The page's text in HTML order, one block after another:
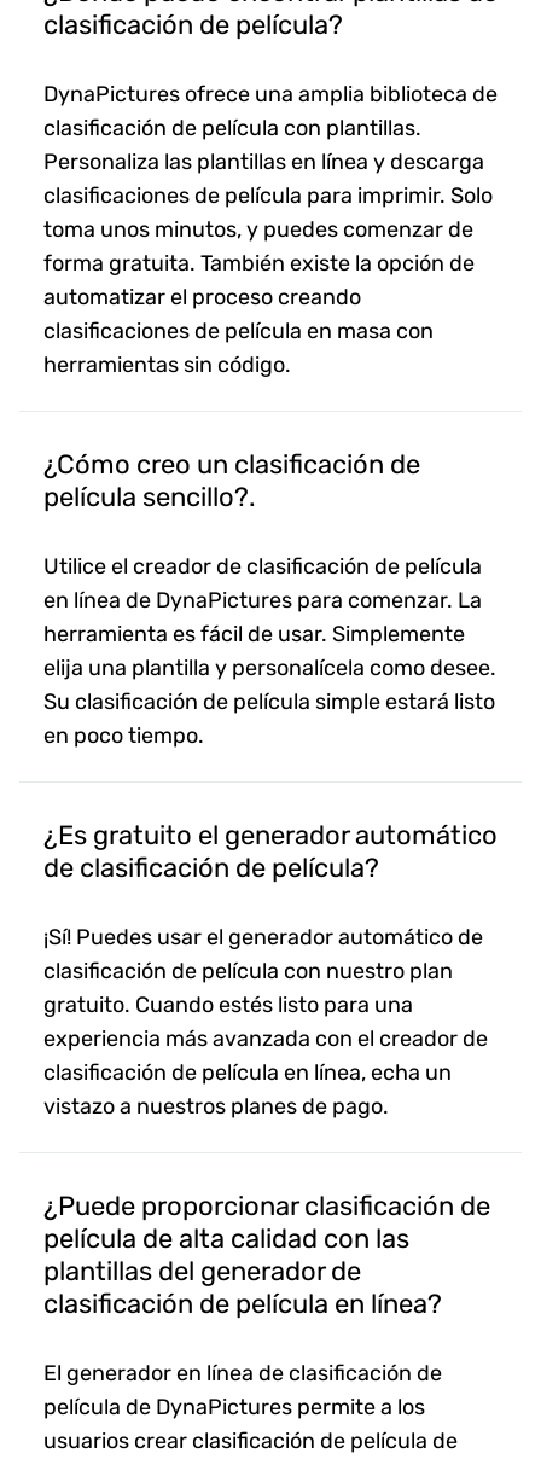
clasificación de película?
DynaPictures ofrece una amplia biblioteca de
clasificación de película con plantillas.
Personaliza las plantillas en línea y descarga
clasificaciones de película para imprimir. Solo
toma unos minutos, y puedes comenzar de
forma gratuita. También existe la opción de
automatizar el proceso creando
clasificaciones de película en masa con
herramientas sin código.
¿Cómo creo un clasificación de
película sencillo?.
Utilice el creador de clasificación de película
en línea de DynaPictures para comenzar. La
herramienta es fácil de usar. Simplemente
elija una plantilla y personalícela como desee.
Su clasificación de película simple estará listo
en poco tiempo.
¿Es gratuito el generador automático
de clasificación de película?
¡Sí! Puedes usar el generador automático de
clasificación de película con nuestro plan
gratuito. Cuando estés listo para una
experiencia más avanzada con el creador de
clasificación de película en línea, echa un
vistazo a nuestros planes de pago.
¿Puede proporcionar clasificación de
película de alta calidad con las
plantillas del generador de
clasificación de película en línea?
El generador en línea de clasificación de
película de DynaPictures permite a los
usuarios crear clasificación de película de